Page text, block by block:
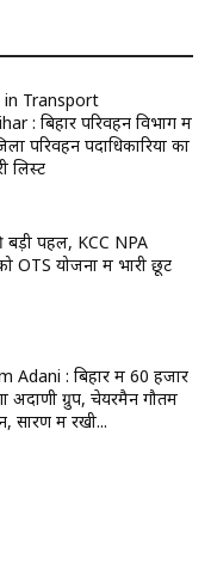
Transport
: बिहार परिवहन विभाग में
परिवहन पदाधिकारियों का
लिस्ट
बड़ी पहल, KCC NPA
OTS योजना में भारी छूट
Adani : बिहार में 60 हजार
अदाणी ग्रुप, चेयरमैन गौतम
सारण में रखी...